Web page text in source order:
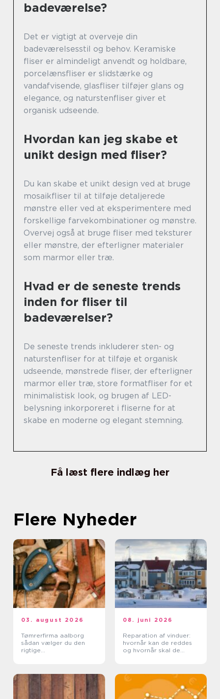
badeværelse?
Det er vigtigt at overveje din
badeværelsesstil og behov. Keramiske
fliser er almindeligt anvendt og holdbare,
porcelænsfliser er slidstærke og
vandafvisende, glasfliser tilføjer glans og
elegance, og naturstenfliser giver et
organisk udseende.
Hvordan kan jeg skabe et
unikt design med fliser?
Du kan skabe et unikt design ved at bruge
mosaikfliser til at tilføje detaljerede
mønstre eller ved at eksperimentere med
forskellige farvekombinationer og mønstre.
Overvej også at bruge fliser med teksturer
eller mønstre, der efterligner materialer
som marmor eller træ.
Hvad er de seneste trends
inden for fliser til
badeværelser?
De seneste trends inkluderer sten- og
naturstenfliser for at tilføje et organisk
udseende, mønstrede fliser, der efterligner
marmor eller træ, store formatfliser for et
minimalistisk look, og brugen af LED-
belysning inkorporeret i fliserne for at
skabe en moderne og elegant stemning.
Få læst flere indlæg her
Flere Nyheder
03. august 2026
Tømrerfirma aalborg
sådan vælger du den
rigtige
08. juni 2026
Reparation af vinduer:
hvornår kan de reddes
og hvornår skal de